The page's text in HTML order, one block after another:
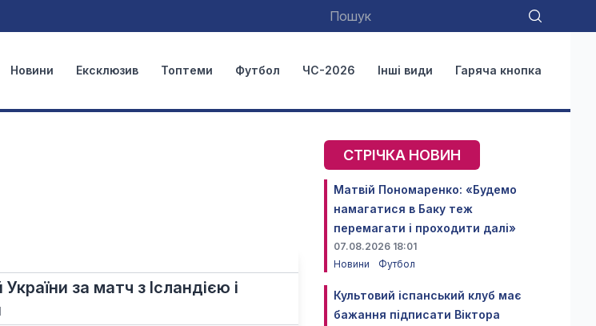
Новини Ексклюзив Топтеми Футбол ЧС-2026 Інші види Гаряча кнопка
за матч з Ісландією і
СТРІЧКА НОВИН
Матвій Пономаренко: «Будемо
намагатися в Баку теж
перемагати і проходити далі»
07.08.2026 18:01
Новини
Футбол
Культовий іспанський клуб має
бажання підписати Віктора